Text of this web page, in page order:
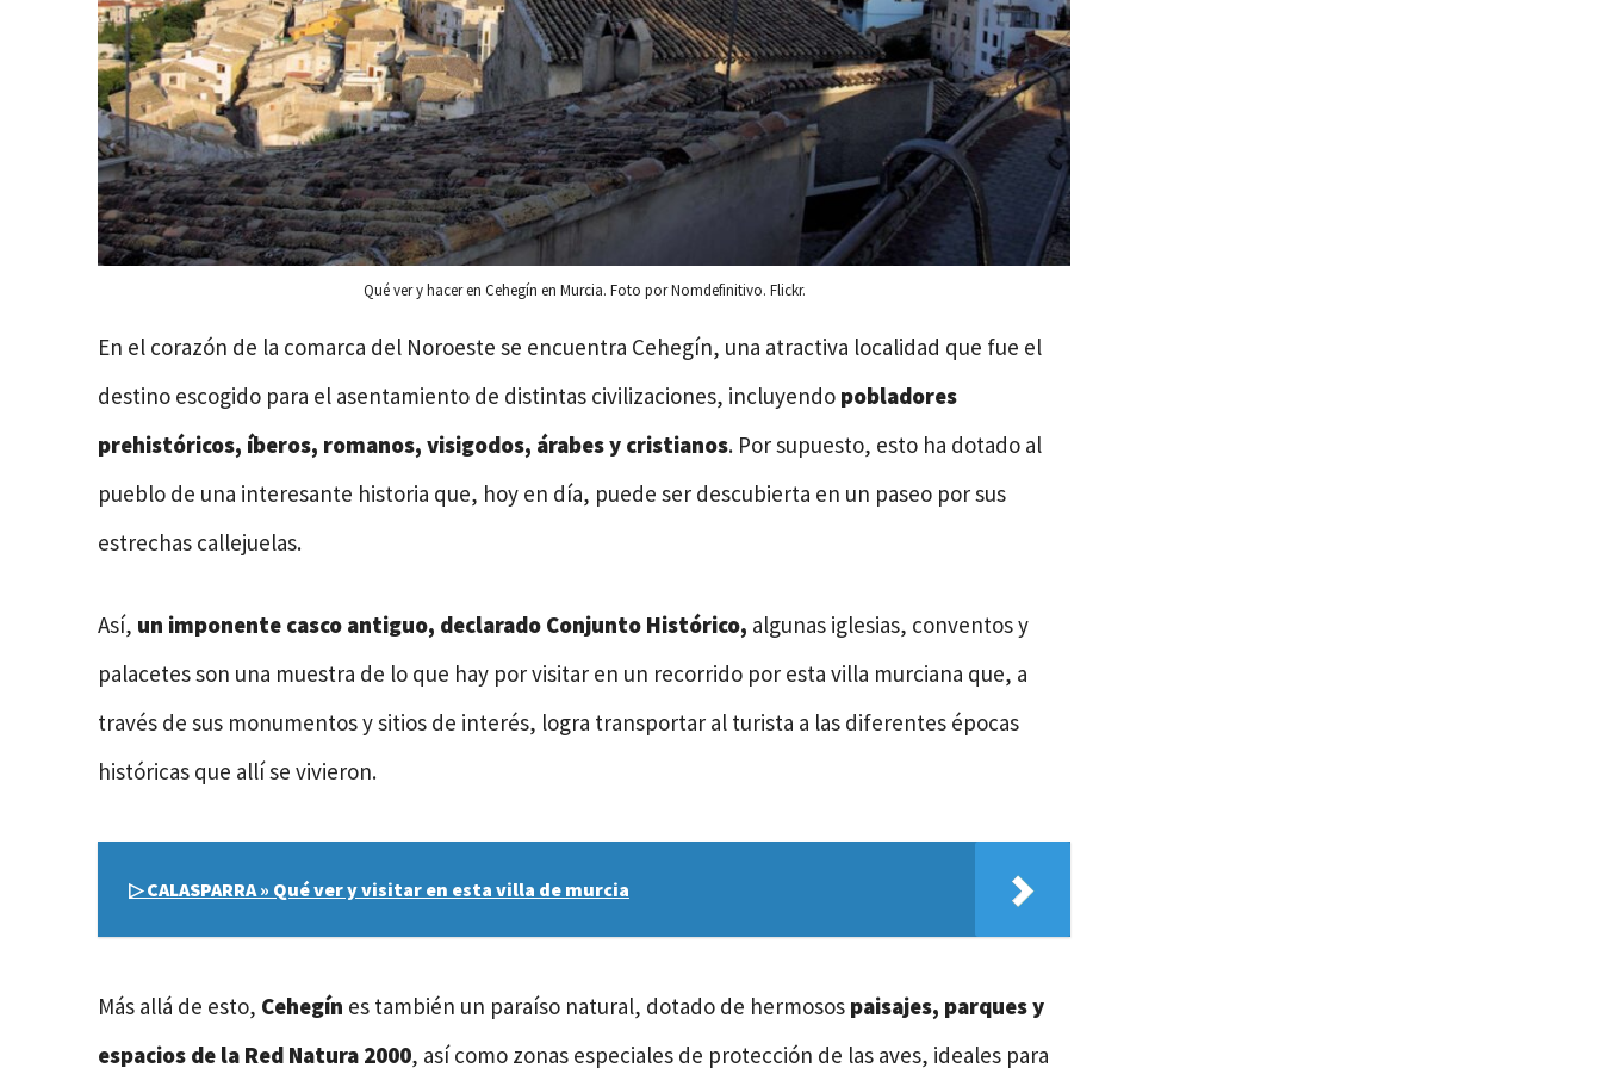
Qué ver y hacer en Cehegín en Murcia. Foto por Nomdefinitivo. Flickr.
En el corazón de la comarca del Noroeste se encuentra Cehegín, una atractiva localidad que fue el
destino escogido para el asentamiento de distintas civilizaciones, incluyendo pobladores
prehistóricos, íberos, romanos, visigodos, árabes y cristianos. Por supuesto, esto ha dotado al
pueblo de una interesante historia que, hoy en día, puede ser descubierta en un paseo por sus
estrechas callejuelas.
Así, un imponente casco antiguo, declarado Conjunto Histórico, algunas iglesias, conventos y
palacetes son una muestra de lo que hay por visitar en un recorrido por esta villa murciana que, a
través de sus monumentos y sitios de interés, logra transportar al turista a las diferentes épocas
históricas que allí se vivieron.
▷ CALASPARRA » Qué ver y visitar en esta villa de murcia
Más allá de esto, Cehegín es también un paraíso natural, dotado de hermosos paisajes, parques y
espacios de la Red Natura 2000, así como zonas especiales de protección de las aves, ideales para